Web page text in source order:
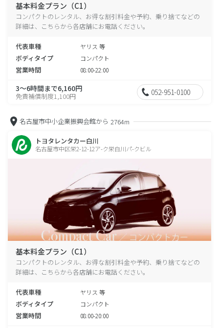
基本料金プラン（C1）
コンパクトのレンタル、お得な割引料金や予約、乗り捨てなどの
詳細は、こちらから各店舗にお電話ください。
代表車種 ヤリス 等
ボディタイプ コンパクト
営業時間 08:00-22:00
3～6時間まで6,160円
免責補償制度1,100円 052-951-0100
名古屋市中小企業振興会館から 2764m
トヨタレンタカー白川
名古屋市中区栄2-12-12ア-ク栄白川パ-クビル
基本料金プラン（C1）
コンパクトのレンタル、お得な割引料金や予約、乗り捨てなどの
詳細は、こちらから各店舗にお電話ください。
代表車種 ヤリス 等
ボディタイプ コンパクト
営業時間 08:00-20:00